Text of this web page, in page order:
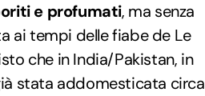
e profumati, ma senza
ai tempi delle fiabe de Le
che in India/Pakistan, in
stata addomesticata circa